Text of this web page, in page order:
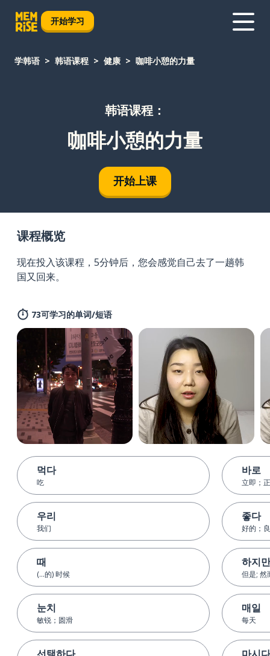
开始学习
学韩语 韩语课程 健康 咖啡小憩的力量
韩语课程：
咖啡小憩的力量
开始上课
课程概览
现在投入该课程，5分钟后，您会感觉自己去了一趟韩
国又回来。
73可学习的单词/短语
먹다
吃
우리
我们
때
(...的) 时候
눈치
敏锐；圆滑
바로
立即；
좋다
好的；
하지만
但是; 然
매일
每天